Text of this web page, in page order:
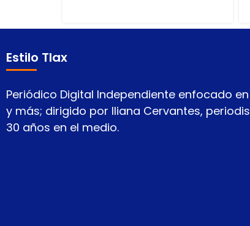
Estilo Tlax
Periódico Digital Independiente enfocado
y más; dirigido por Iliana Cervantes,
30 años en el medio.